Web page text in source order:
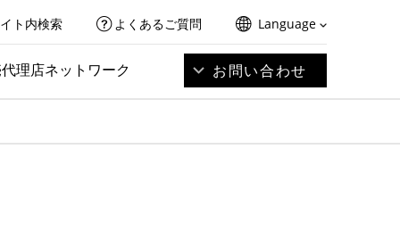
ト内検索 よくあるご質問 Language
理店ネットワーク お問い合わせ